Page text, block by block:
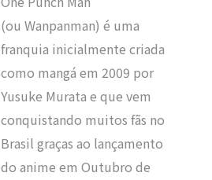
(ou Wanpanman) é uma
franquia inicialmente criada
como mangá em 2009 por
Yusuke Murata e que vem
conquistando muitos fãs no
Brasil graças ao lançamento
do anime em Outubro de